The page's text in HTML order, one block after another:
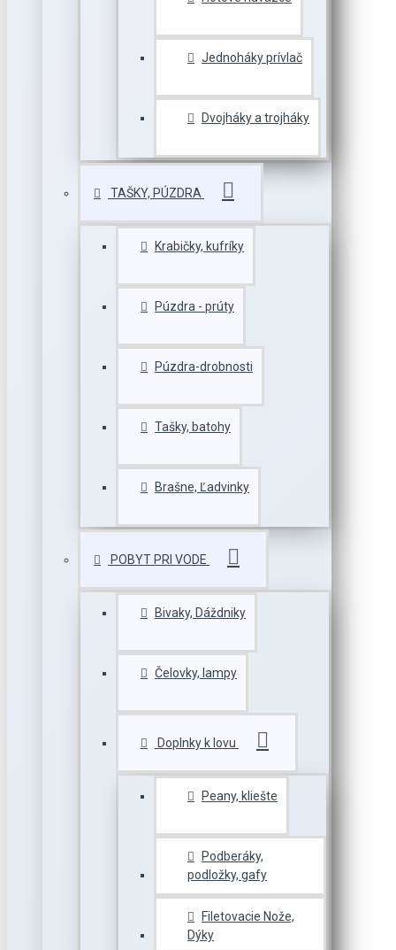
Jednoháky prívlač
Dvojháky a trojháky
TAŠKY, PÚZDRA
Krabičky, kufríky
Púzdra - prúty
Púzdra-drobnosti
Tašky, batohy
Brašne, Ľadvinky
POBYT PRI VODE
Bivaky, Dáždniky
Čelovky, lampy
Doplnky k lovu
Peany, kliešte
Podberáky,
podložky, gafy
Filetovacie Nože,
Dýky